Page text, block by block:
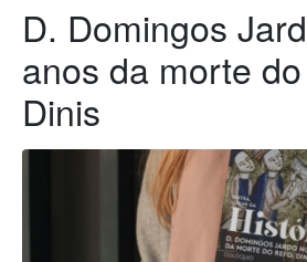
D. Domingos
anos da morte
Dinis